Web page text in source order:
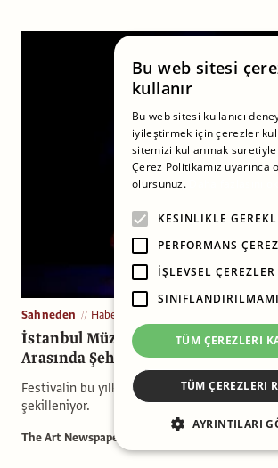
Sahneden Haber
İstanbul Müzik Festivali, 11-25
Arasında Şehre Dönüyor
Festivalin bu yılki edisyonu, Ânın İçinde
şekilleniyor.
The Art Newspaper Türkiye
Bu web sitesi
kullanır
Bu web sitesi kullanıcı
iyileştirmek için çerezler
sitemizi kullanmak
Çerez Politikamız uyarınca
olursunuz.
KESINLIKLE
PERFORMANS
İŞLEVSEL ÇEREZLER
TÜM ÇEREZLERI
TÜM ÇEREZLERI
AYRINTILARI